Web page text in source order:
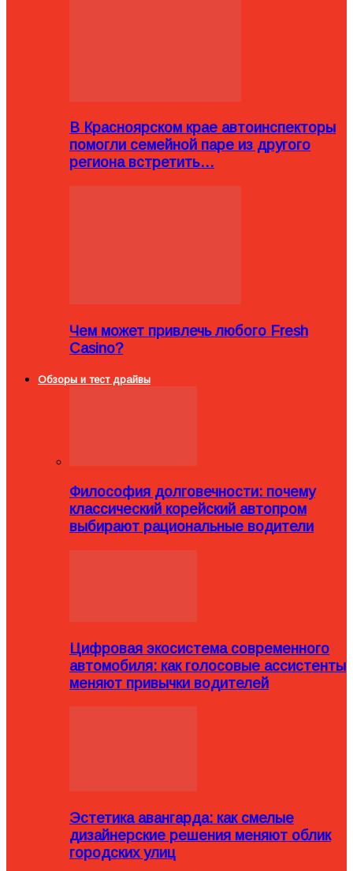
В Красноярском крае автоинспекторы
помогли семейной паре из другого
региона встретить…
Чем может привлечь любого Fresh
Casino?
Обзоры и тест драйвы
Философия долговечности: почему
классический корейский автопром
выбирают рациональные водители
Цифровая экосистема современного
автомобиля: как голосовые ассистенты
меняют привычки водителей
Эстетика авангарда: как смелые
дизайнерские решения меняют облик
городских улиц